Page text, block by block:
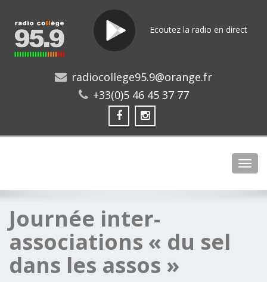
Ecoutez la radio en direct
radiocollege95.9@orange.fr
+33(0)5 46 45 37 77
Journée inter-
associations « du sel
dans les assos »